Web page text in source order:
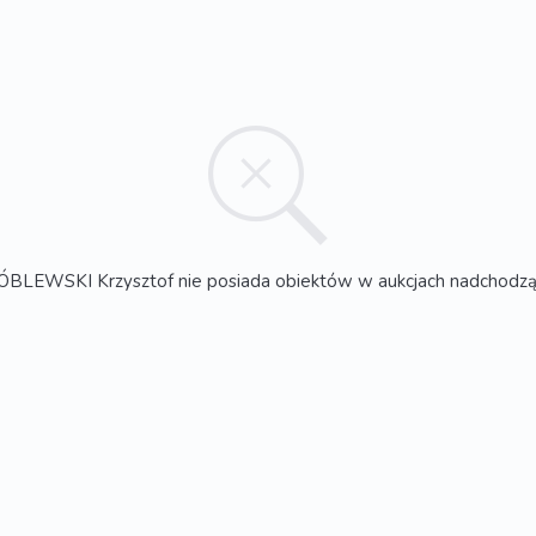
Krzysztof nie posiada obiektów w aukcjach